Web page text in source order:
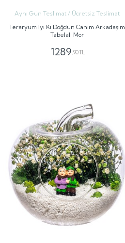
Aynı Gün Teslimat / Ücretsiz Teslimat
Teraryum İyi Ki Doğdun Canım Arkadaşım
Tabelalı Mor
1289 ,90 TL